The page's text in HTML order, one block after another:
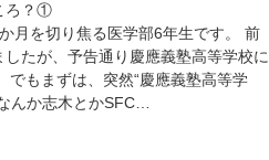
ろ？①
月を切り焦る医学部6年生です。 前
たが、予告通り慶應義塾高等学校に
でもまずは、突然“慶應義塾高等学
んか志木とかSFC…